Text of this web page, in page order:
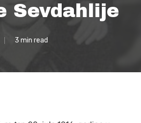
Sevdahlije
3 min read